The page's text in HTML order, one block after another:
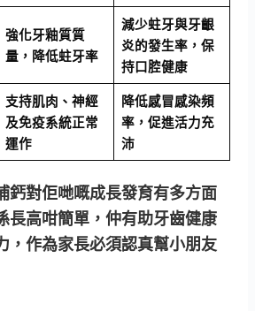
強化牙釉質質
量，降低蛀牙率
減少蛀牙與牙齦
炎的發生率，保
持口腔健康
支持肌肉、神經
及免疫系統正常
運作
降低感冒感染頻
率，促進活力充
沛
鈣對佢哋嘅成長發育有多方面
長高咁簡單 ，仲有助牙齒健康
，作為家長必須認真幫小朋友